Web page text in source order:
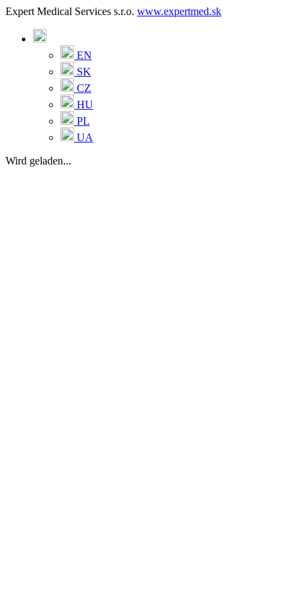
Expert Medical Services s.r.o. www.expertmed.sk
EN
SK
CZ
HU
PL
UA
Wird geladen...